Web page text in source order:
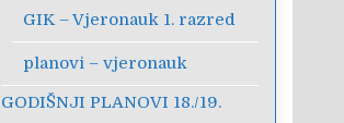
GIK – Vjeronauk 1. razred
planovi – vjeronauk
GODIŠNJI PLANOVI 18./19.